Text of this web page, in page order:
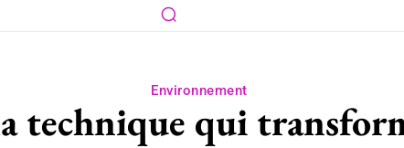
Environnement
technique qui